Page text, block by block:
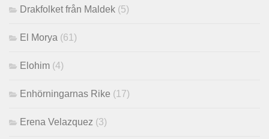
Drakfolket från Maldek (5)
El Morya (61)
Elohim (4)
Enhörningarnas Rike (17)
Erena Velazquez (3)